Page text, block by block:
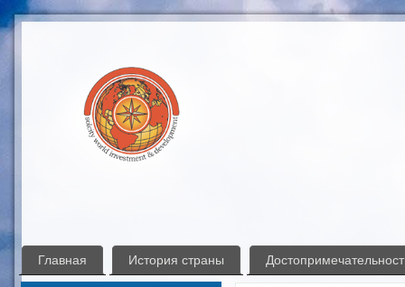
Главная История страны